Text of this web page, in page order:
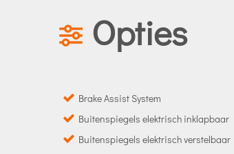
Opties
Brake Assist System
Buitenspiegels elektrisch inklapbaar
Buitenspiegels elektrisch verstelbaar